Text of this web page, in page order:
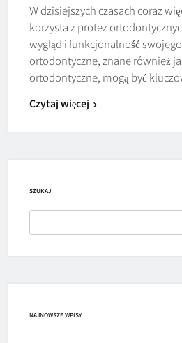
W dzisiejszych czasach coraz
korzysta z protez
wygląd i funkcjonalność
ortodontyczne, znane również
ortodontyczne, mogą być
Czytaj więcej
SZUKAJ
NAJNOWSZE WPISY